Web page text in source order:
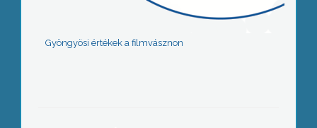
Gyöngyösi értékek a filmvásznon